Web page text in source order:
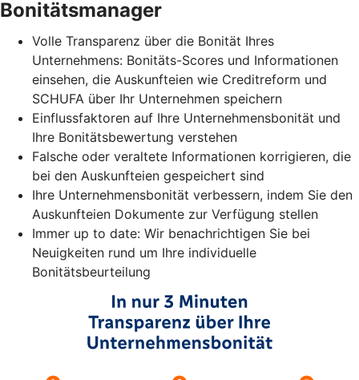
Bonitätsmanager
Volle Transparenz über die Bonität Ihres
Unternehmens: Bonitäts-Scores und Informationen
einsehen, die Auskunfteien wie Creditreform und
SCHUFA über Ihr Unternehmen speichern
Einflussfaktoren auf Ihre Unternehmensbonität und
Ihre Bonitätsbewertung verstehen
Falsche oder veraltete Informationen korrigieren, die
bei den Auskunfteien gespeichert sind
Ihre Unternehmensbonität verbessern, indem Sie den
Auskunfteien Dokumente zur Verfügung stellen
Immer up to date: Wir benachrichtigen Sie bei
Neuigkeiten rund um Ihre individuelle
Bonitätsbeurteilung